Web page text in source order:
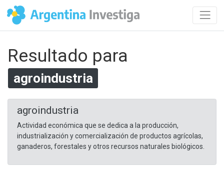
Resultado para
agroindustria
agroindustria
Actividad económica que se dedica a la producción,
industrialización y comercialización de productos agrícolas,
ganaderos, forestales y otros recursos naturales biológicos.